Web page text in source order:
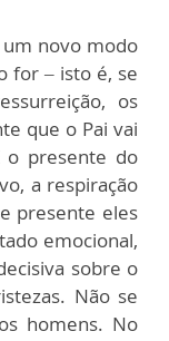
um novo modo
for – isto é, se
os
que o Pai vai
o presente do
a respiração
presente eles
emocional,
sobre o
Não se
homens. No